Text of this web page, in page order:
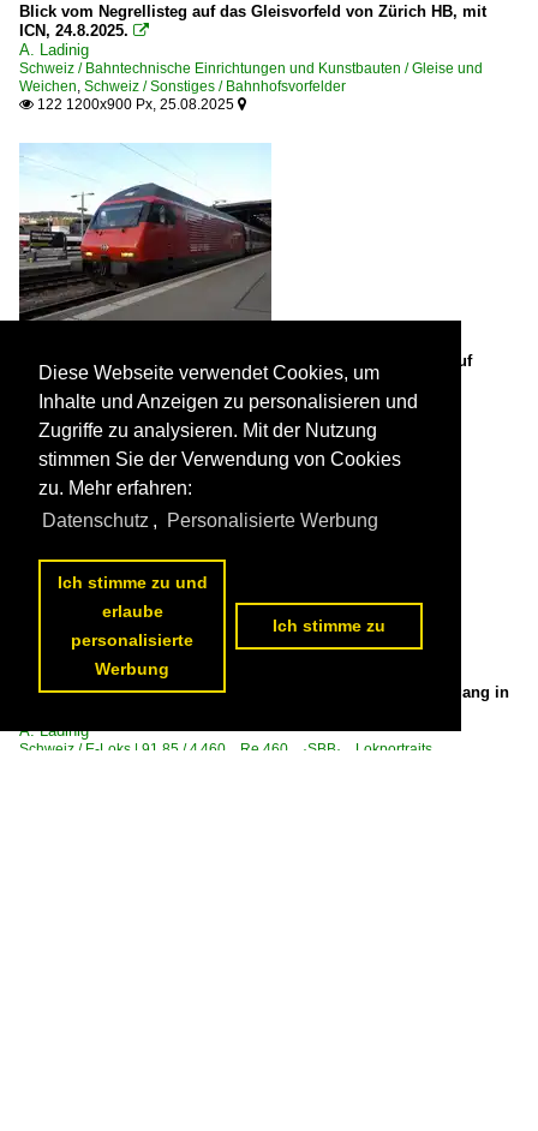
Blick vom Negrellisteg auf das Gleisvorfeld von Zürich HB, mit
ICN, 24.8.2025. 
A. Ladinig
Schweiz / Bahntechnische Einrichtungen und Kunstbauten / Gleise und
Weichen Schweiz / Sonstiges / Bahnhofsvorfelder
 122 1200x900 Px, 25.08.2025 
460 084 Helvetia wartet mit IC3 am 25.8.2025 in Zürich HB auf
Abfahrt um 19.38 Uhr.

A. Ladinig
Schweiz / E-Loks | 91 85 / 4 460 Re 460 ·SBB· Lokportraits
167 1200x900 Px, 25.08.2025 
460 013 Nord Vaudois am 25.8.2025, kurz vor Sonnenuntergang in
A. Ladinig
Schweiz / E-Loks | 91 85 / 4 460 Re 460 ·SBB· Lokportraits
Diese Webseite verwendet Cookies, um
Inhalte und Anzeigen zu personalisieren und
Zugriffe zu analysieren. Mit der Nutzung
stimmen Sie der Verwendung von Cookies
zu. Mehr erfahren:
Datenschutz , Personalisierte Werbung
Ich stimme zu und
erlaube
personalisierte
Werbung
Ich stimme zu